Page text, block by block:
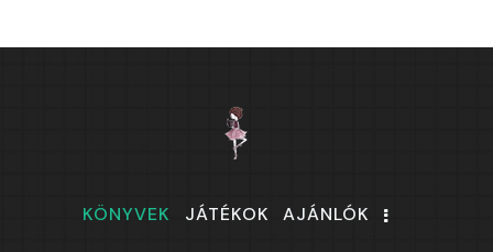
KÖNYVEK JÁTÉKOK AJÁNLÓK